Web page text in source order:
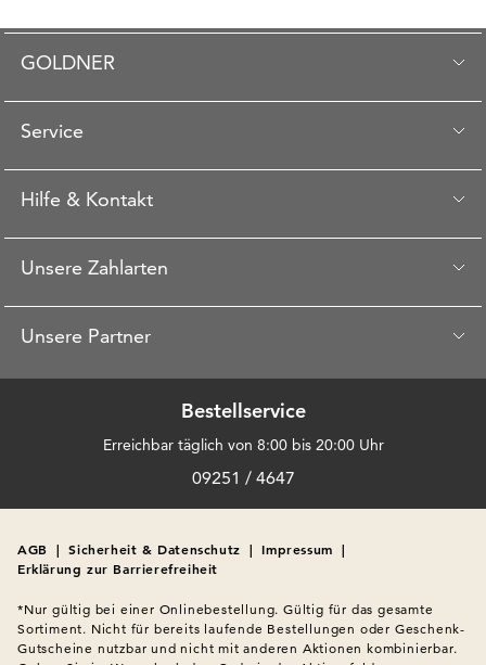
GOLDNER
Service
Hilfe & Kontakt
Unsere Zahlarten
Unsere Partner
Bestellservice
Erreichbar täglich von 8:00 bis 20:00 Uhr
09251 / 4647
AGB | Sicherheit & Datenschutz | Impressum |
Erklärung zur Barrierefreiheit
*Nur gültig bei einer Onlinebestellung. Gültig für das gesamte
Sortiment. Nicht für bereits laufende Bestellungen oder Geschenk-
Gutscheine nutzbar und nicht mit anderen Aktionen kombinierbar.